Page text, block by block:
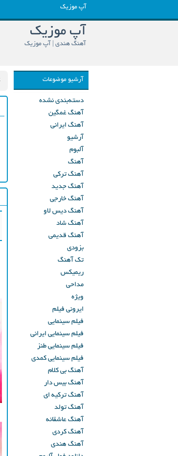
آپ موزیک
آپ موزیک
آهنگ هندی | آپ موزیک
آرشیو موضوعات
دسته‌بندی نشده
آهنگ غمگین
آهنگ ایرانی
آرشیو
آلبوم
آهنگ
آهنگ ترکی
آهنگ جدید
آهنگ خارجی
آهنگ دیس لاو
آهنگ شاد
آهنگ قدیمی
بزودی
تک آهنگ
ریمیکس
مداحی
ویژه
ایرونی فیلم
فیلم سینمایی
فیلم سینمایی ایرانی
فیلم سینمایی طنز
فیلم سینمایی کمدی
آهنگ بی کلام
آهنگ بیس دار
آهنگ ترکیه ای
آهنگ تولد
آهنگ عاشقانه
آهنگ کردی
آهنگ هندی